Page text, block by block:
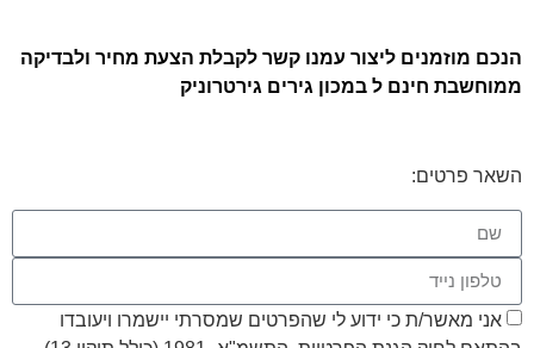
הנכם מוזמנים ליצור עמנו קשר לקבלת הצעת מחיר ולבדיקה
ממוחשבת חינם ל במכון גירים גירטרוניק
השאר פרטים:
אני מאשר/ת כי ידוע לי שהפרטים שמסרתי יישמרו ויעובדו